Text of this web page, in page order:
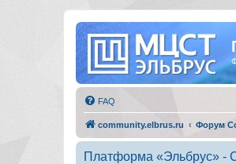
FAQ
community.elbrus.ru Форум
Платформа «Эльбрус» -